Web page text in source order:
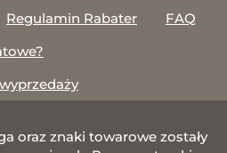
Regulamin Rabater
FAQ
oraz znaki towarowe zostały